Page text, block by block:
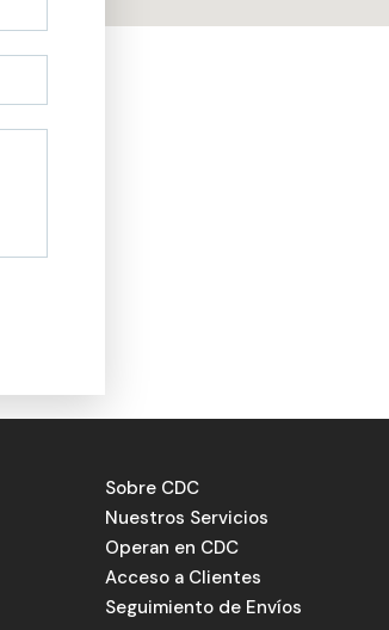
Sobre CDC
Nuestros Servicios
Operan en CDC
Acceso a Clientes
Seguimiento de Envíos